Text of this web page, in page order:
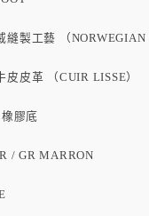
縫製工藝 （NORWEGIAN
皮皮革 （CUIR LISSE）
膠底
/ GR MARRON